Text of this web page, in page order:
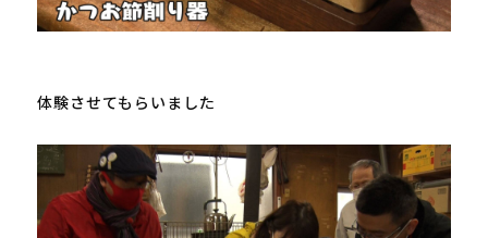
体験させてもらいました